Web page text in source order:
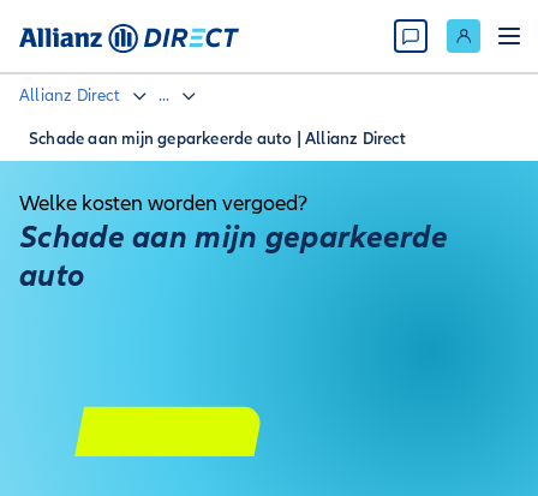
Allianz Direct ...
Schade aan mijn geparkeerde auto | Allianz Direct
Welke kosten worden vergoed?
Schade aan mijn geparkeerde
auto